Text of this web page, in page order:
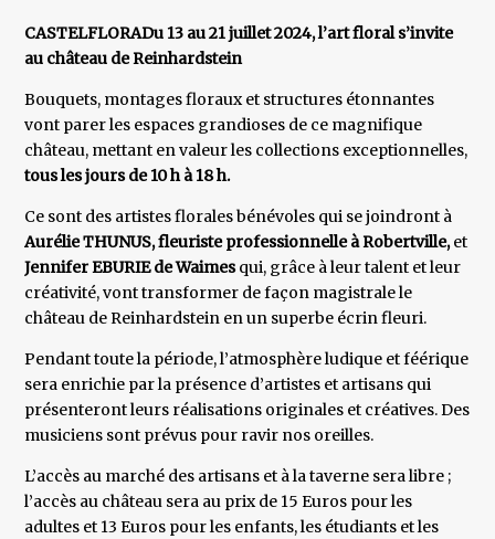
CASTELFLORADu 13 au 21 juillet 2024, l’art floral s’invite
au château de Reinhardstein
Bouquets, montages floraux et structures étonnantes
vont parer les espaces grandioses de ce magnifique
château, mettant en valeur les collections exceptionnelles,
tous les jours de 10 h à 18 h.
Ce sont des artistes florales bénévoles qui se joindront à
Aurélie THUNUS, fleuriste professionnelle à Robertville,et
Jennifer EBURIE de Waimesqui, grâce à leur talent et leur
créativité, vont transformer de façon magistrale le
château de Reinhardstein en un superbe écrin fleuri.
Pendant toute la période, l’atmosphère ludique et féérique
sera enrichie par la présence d’artistes et artisans qui
présenteront leurs réalisations originales et créatives. Des
musiciens sont prévus pour ravir nos oreilles.
L’accès au marché des artisans et à la taverne sera libre ;
l’accès au château sera au prix de 15 Euros pour les
adultes et 13 Euros pour les enfants, les étudiants et les